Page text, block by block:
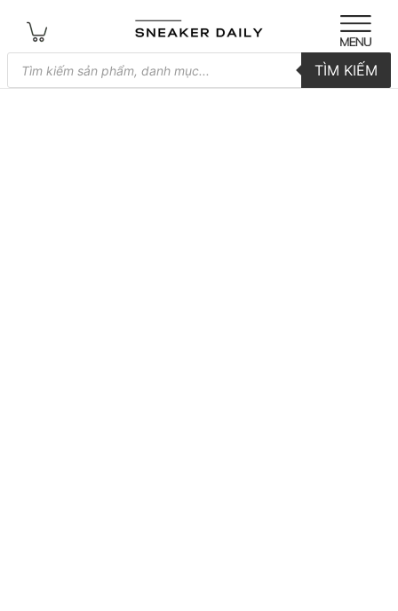
Tìm
kiếm
sản
TÌM KIẾM